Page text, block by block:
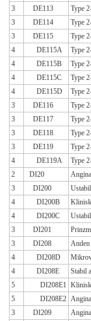
3
DE113
Type
3
DE114
Type
3
DE115
Type
4
DE115A
Type
4
DE115B
Type
4
DE115C
Type
4
DE115D
Type
3
DE116
Type
3
DE117
Type
3
DE118
Type
3
DE119
Type
4
DE119A
Type
2
DI20
3
DI200
4
DI200B
Klinisk
4
DI200C
3
DI201
3
DI208
4
DI208D
4
DI208E
Stabil
5
DI208E1 Klinisk
5
DI208E2
3
DI209